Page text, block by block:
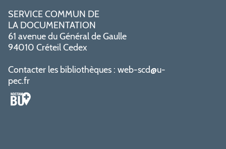
SERVICE COMMUN DE
LA DOCUMENTATION
61 avenue du Général de Gaulle
94010 Créteil Cedex
Contacter les bibliothèques : web-scd@u-
pec.fr